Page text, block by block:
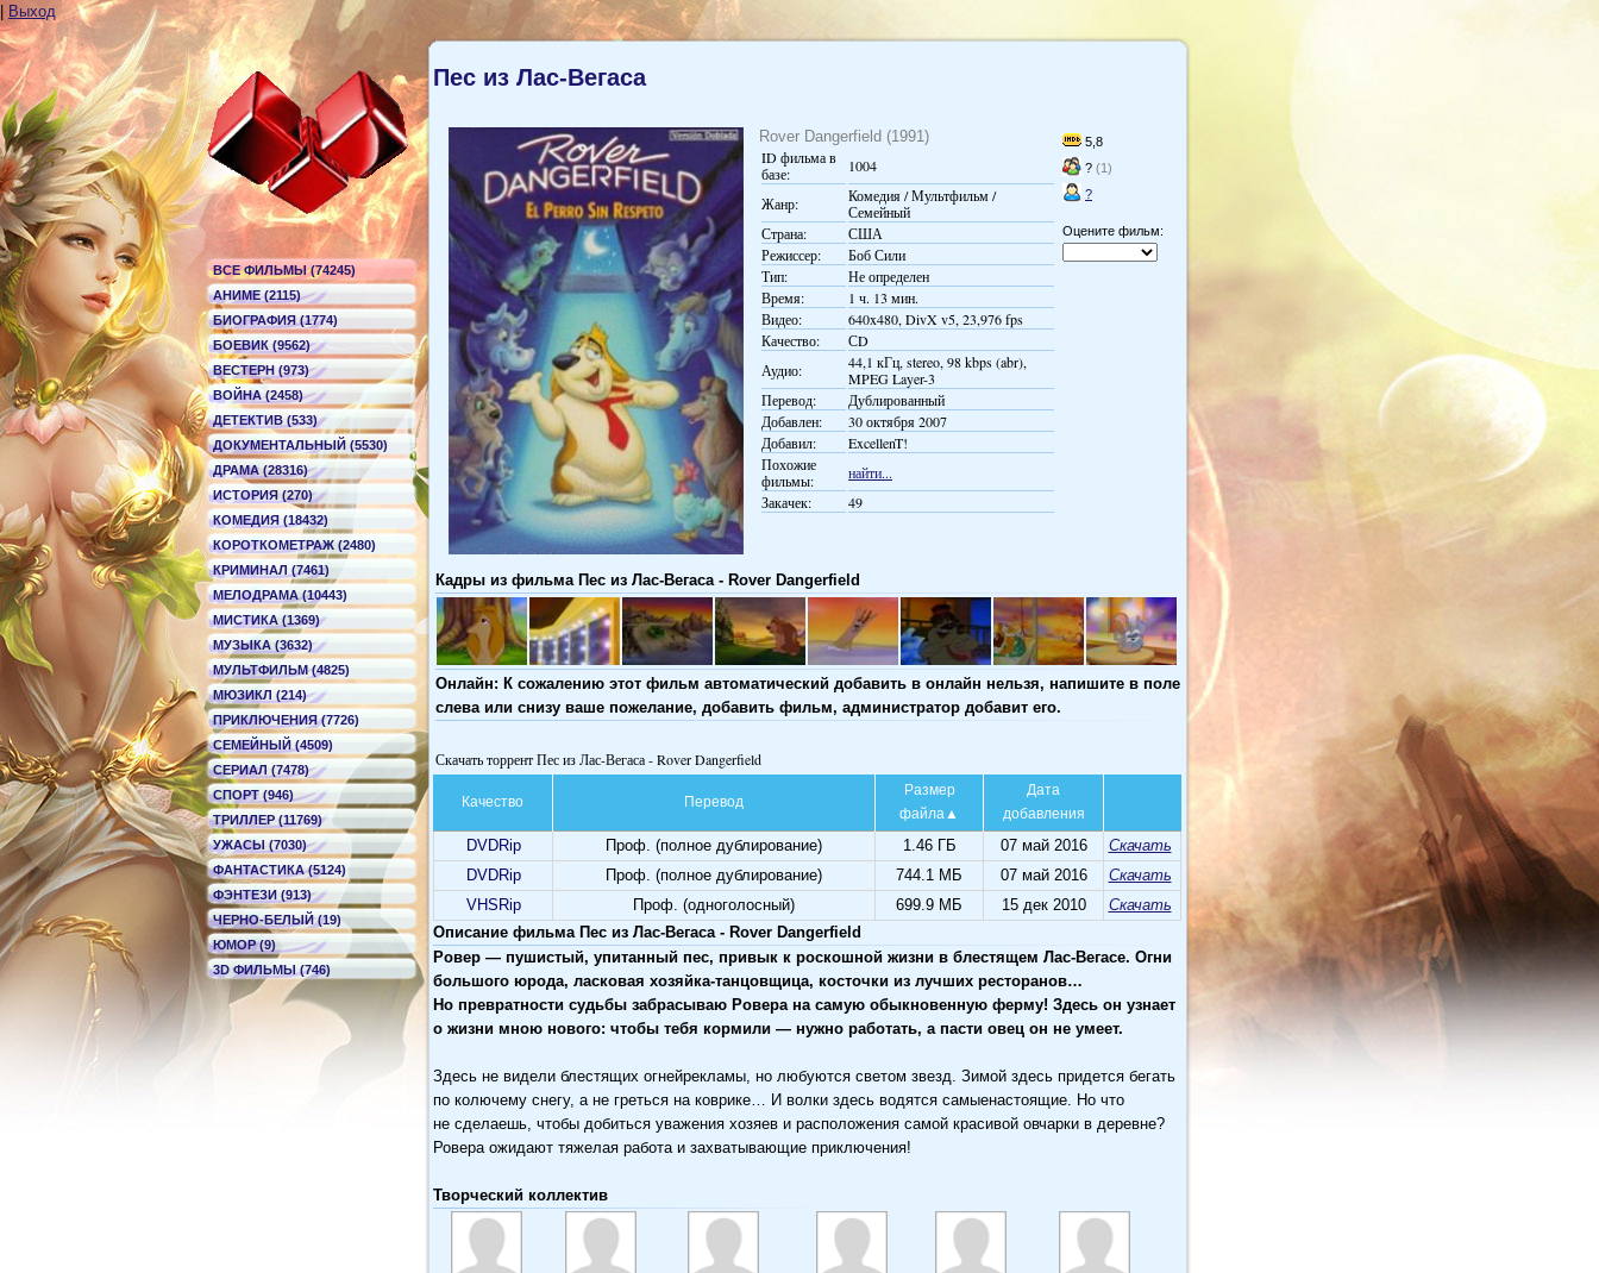
Выход
ВСЕ ФИЛЬМЫ (74245)
АНИМЕ (2115)
БИОГРАФИЯ (1774)
БОЕВИК (9562)
ВЕСТЕРН (973)
ВОЙНА (2458)
ДЕТЕКТИВ (533)
ДОКУМЕНТАЛЬНЫЙ (5530)
ДРАМА (28316)
ИСТОРИЯ (270)
КОМЕДИЯ (18432)
КОРОТКОМЕТРАЖ (2480)
КРИМИНАЛ (7461)
МЕЛОДРАМА (10443)
МИСТИКА (1369)
МУЗЫКА (3632)
МУЛЬТФИЛЬМ (4825)
МЮЗИКЛ (214)
ПРИКЛЮЧЕНИЯ (7726)
СЕМЕЙНЫЙ (4509)
СЕРИАЛ (7478)
СПОРТ (946)
ТРИЛЛЕР (11769)
УЖАСЫ (7030)
ФАНТАСТИКА (5124)
ФЭНТЕЗИ (913)
ЧЕРНО-БЕЛЫЙ (19)
ЮМОР (9)
3D ФИЛЬМЫ (746)
Пес из Лас-Вегаса
5,8
? (1)
?
Оцените фильм:
Rover Dangerfield (1991)
ID фильма в
базе:
1004
Жанр:
Комедия / Мультфильм /
Семейный
Страна:
США
Режиссер:
Боб Сили
Тип:
Не определен
Время:
1 ч. 13 мин.
Видео:
640x480, DivX v5, 23,976 fps
Качество:
СD
Аудио:
44,1 кГц, stereo, 98 kbps (abr),
MPEG Layer-3
Перевод:
Дублированный
Добавлен:
30 октября 2007
Добавил:
ExcellenT!
Похожие
фильмы:
найти...
Закачек:
49
Кадры из фильма Пес из Лас-Вегаса - Rover Dangerfield
Онлайн: К сожалению этот фильм автоматический добавить в онлайн нельзя, напишите в поле
слева или снизу ваше пожелание, добавить фильм, администратор добавит его.
Скачать торрент Пес из Лас-Вегаса - Rover Dangerfield
Качество Перевод
Размер
файла
Дата
добавления
DVDRip Проф. (полное дублирование) 1.46 ГБ 07 май 2016
Скачать
DVDRip
Проф. (полное дублирование) 744.1 МБ 07 май 2016
Скачать
VHSRip
Проф. (одноголосный) 699.9 МБ 15 дек 2010
Скачать
Описание фильма Пес из Лас-Вегаса - Rover Dangerfield
Ровер — пушистый, упитанный пес, привык к роскошной жизни в блестящем Лас-Вегасе. Огни
большого юрода, ласковая хозяйка-танцовщица, косточки из лучших ресторанов…
Но превратности судьбы забрасываю Ровера на самую обыкновенную ферму! Здесь он узнает
о жизни мною нового: чтобы тебя кормили — нужно работать, а пасти овец он не умеет.
Здесь не видели блестящих огнейрекламы, но любуются светом звезд. Зимой здесь придется бегать
по колючему снегу, а не греться на коврике… И волки здесь водятся самыенастоящие. Но что
не сделаешь, чтобы добиться уважения хозяев и расположения самой красивой овчарки в деревне?
Ровера ожидают тяжелая работа и захватывающие приключения!
Творческий коллектив